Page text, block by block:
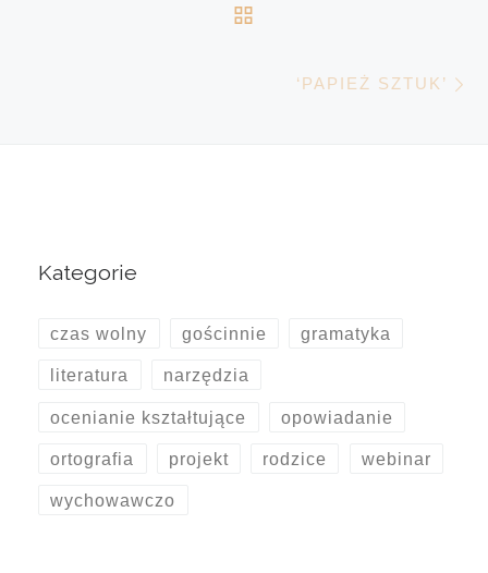
‘PAPIEŻ SZTUK’
Kategorie
czas wolny gościnnie gramatyka
literatura narzędzia
ocenianie kształtujące opowiadanie
ortografia projekt rodzice webinar
wychowawczo